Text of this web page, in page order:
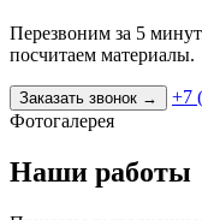
Перезвоним за 5
посчитаем материалы.
Заказать звонок →
+7
Фотогалерея
Наши работы